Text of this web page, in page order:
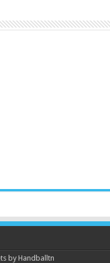
by Handballtn